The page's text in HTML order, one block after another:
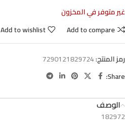
غير متوفر في المخزون
Add to compare
Add to wishlist
رمز المنتج:7290121829724
Share:
الوصف
182972